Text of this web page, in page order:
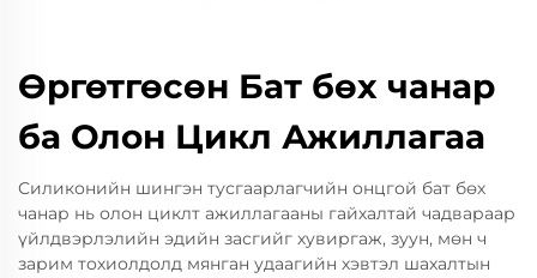
Өргөтгөсөн Бат бөх чанар
ба Олон Цикл Ажиллагаа
Силиконийн шингэн тусгаарлагчийн онцгой бат бөх
чанар нь олон циклт ажиллагааны гайхалтай чадвараар
үйлдвэрлэлийн эдийн засгийг хувиргаж, зуун, мөн ч
зарим тохиолдолд мянган удаагийн хэвтэл шахалтын